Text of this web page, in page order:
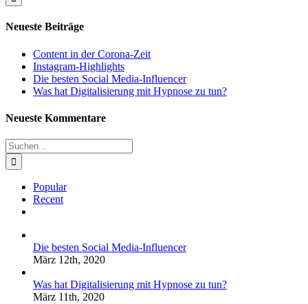
Neueste Beiträge
Content in der Corona-Zeit
Instagram-Highlights
Die besten Social Media-Influencer
Was hat Digitalisierung mit Hypnose zu tun?
Neueste Kommentare
Suche
nach:
Popular
Recent
Die besten Social Media-Influencer
März 12th, 2020
Was hat Digitalisierung mit Hypnose zu tun?
März 11th, 2020